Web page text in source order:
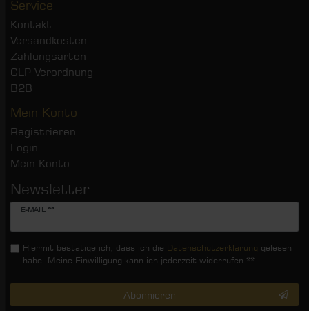
Service
Kontakt
Versandkosten
Zahlungsarten
CLP Verordnung
B2B
Mein Konto
Registrieren
Login
Mein Konto
Newsletter
E-MAIL **
Newsletter
Hiermit bestätige ich, dass ich die Daten­schutz­erklärung gelesen
habe. Meine Einwilligung kann ich jederzeit widerrufen.**
Abonnieren